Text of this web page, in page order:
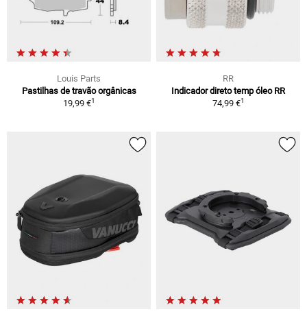
Louis Parts
Pastilhas de travão orgânicas
19,99 €1
RR
Indicador direto temp óleo RR
74,99 €1